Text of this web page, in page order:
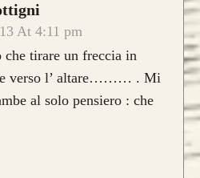
questo
At 4:11 pm
che tirare un freccia in
verso l’ altare……… . Mi
al solo pensiero : che